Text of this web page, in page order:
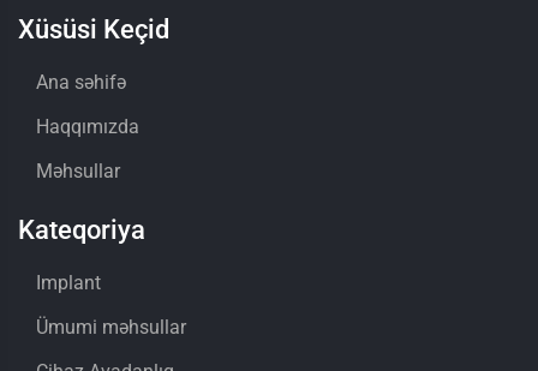
Xüsüsi Keçid
Ana səhifə
Haqqımızda
Məhsullar
Kateqoriya
Implant
Ümumi məhsullar